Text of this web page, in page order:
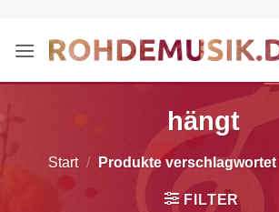
springen
hängt
Start / Produkte verschlagwortet
FILTER